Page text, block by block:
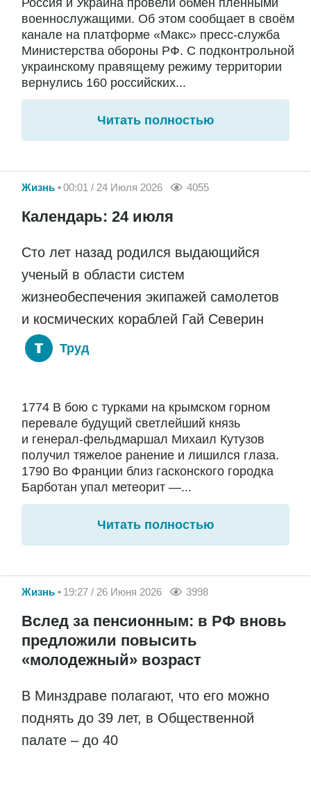
военнослужащими. Об этом сообщает в своём
канале на платформе «Макс» пресс-служба
Министерства обороны РФ. С подконтрольной
украинскому правящему режиму территории
вернулись 160 российских...
Читать полностью
Жизнь 00:01 / 24 Июля 2026 4055
Календарь: 24 июля
Сто лет назад родился выдающийся
ученый в области систем
жизнеобеспечения экипажей самолетов
и космических кораблей Гай Северин
Труд
1774 В бою с турками на крымском горном
перевале будущий светлейший князь
и генерал-фельдмаршал Михаил Кутузов
получил тяжелое ранение и лишился глаза.
1790 Во Франции близ гасконского городка
Барботан упал метеорит —...
Читать полностью
Жизнь 19:27 / 26 Июня 2026 3998
Вслед за пенсионным: в РФ вновь
предложили повысить
«молодежный» возраст
В Минздраве полагают, что его можно
поднять до 39 лет, в Общественной
палате – до 40